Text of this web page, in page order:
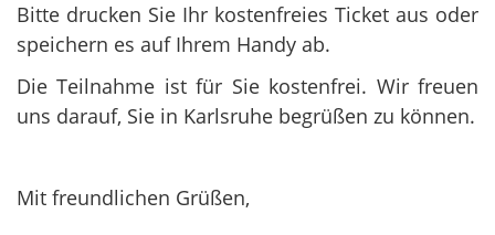
Bitte drucken Sie Ihr kostenfreies Ticket aus oder
speichern es auf Ihrem Handy ab.
Die Teilnahme ist für Sie kostenfrei. Wir freuen
uns darauf, Sie in Karlsruhe begrüßen zu können.
Mit freundlichen Grüßen,